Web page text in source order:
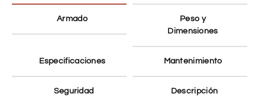
Armado
Peso y
Dimensiones
Especificaciones Mantenimiento
Seguridad Descripción